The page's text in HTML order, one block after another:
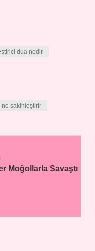
dua nedir
ne sakinleştirir
Moğollarla Savaştı